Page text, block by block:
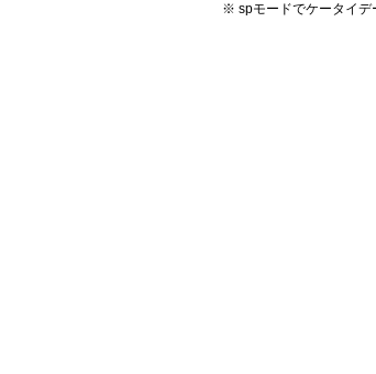
spモードでケータイデ